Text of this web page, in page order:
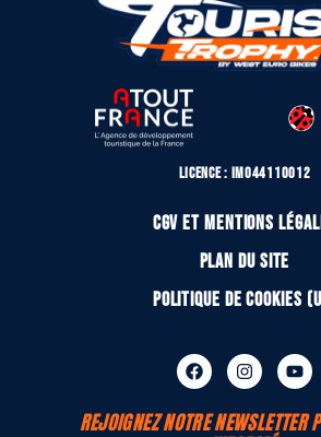
Licence : IM044110012
CGV et mentions
Plan du site
Politique de cookies
REJOIGNEZ NOTRE NEWSLETTER